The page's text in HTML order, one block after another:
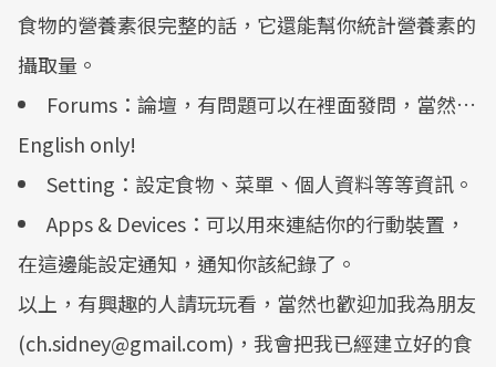
食物的營養素很完整的話，它還能幫你統計營養素的
攝取量。
Forums：論壇，有問題可以在裡面發問，當然…
English only!
Setting：設定食物、菜單、個人資料等等資訊。
Apps & Devices：可以用來連結你的行動裝置，
在這邊能設定通知，通知你該紀錄了。
以上，有興趣的人請玩玩看，當然也歡迎加我為朋友
(ch.sidney@gmail.com)，我會把我已經建立好的食